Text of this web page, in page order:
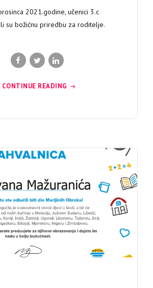
2021.godine, učenici 3.c
su božićnu priredbu za roditelje.
CONTINUE READING